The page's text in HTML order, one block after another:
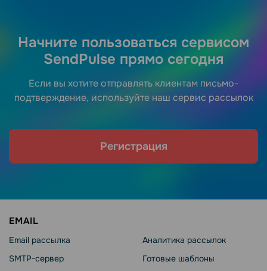
Начните пользоваться сервисом
SendPulse прямо сегодня
Если вы хотите отправлять клиентам письмо-
подтверждение, используйте наш сервис рассылок
Регистрация
EMAIL
Email рассылка
SMTP-сервер
Аналитика рассылок
Готовые шаблоны